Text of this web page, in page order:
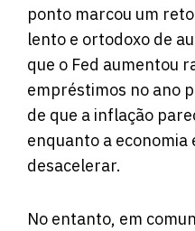
ponto marcou um
lento e ortodoxo de
que o Fed aumentou
empréstimos no ano
de que a inflação
enquanto a economia
desacelerar.
No entanto, em